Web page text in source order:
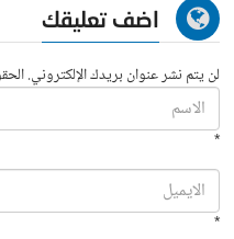
اضف تعليقك
لن يتم نشر عنوان بريدك الإلكتروني.
*
*